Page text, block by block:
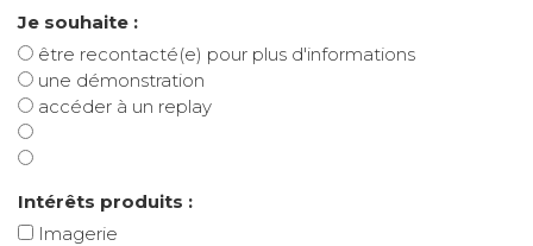
Je souhaite :
être recontacté(e) pour plus d'informations
une démonstration
accéder à un replay
Intérêts produits :
Imagerie